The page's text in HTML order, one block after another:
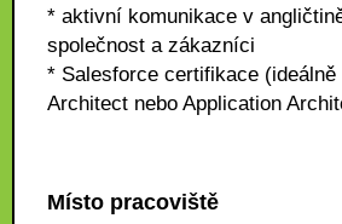
* aktivní komunikace v
společnost a zákazníci
* Salesforce certifikace (ideálně
Architect nebo Application
Místo pracoviště